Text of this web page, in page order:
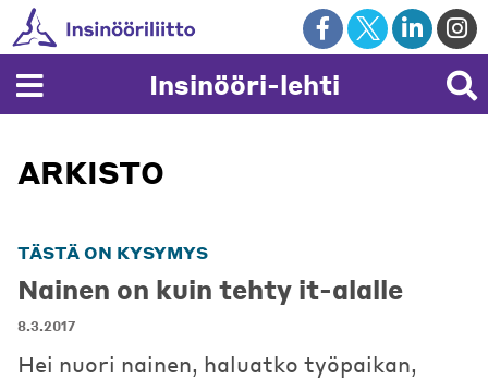
Skip
to
content
Insinööri-lehti
ARKISTO
TÄSTÄ ON KYSYMYS
Nainen on kuin tehty it-alalle
8.3.2017
Hei nuori nainen, haluatko työpaikan,